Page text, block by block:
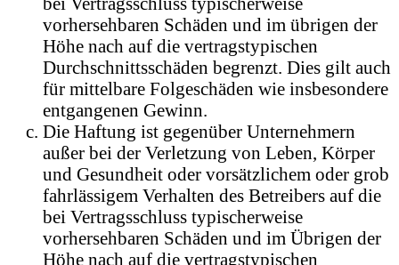
vorhersehbaren Schäden und im übrigen der
Höhe nach auf die vertragstypischen
Durchschnittsschäden begrenzt. Dies gilt auch
für mittelbare Folgeschäden wie insbesondere
entgangenen Gewinn.
Die Haftung ist gegenüber Unternehmern
außer bei der Verletzung von Leben, Körper
und Gesundheit oder vorsätzlichem oder grob
fahrlässigem Verhalten des Betreibers auf die
bei Vertragsschluss typischerweise
vorhersehbaren Schäden und im Übrigen der
Höhe nach auf die vertragstypischen